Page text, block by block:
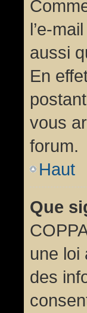
l’e-
aussi
En
vous
forum.
Haut
Que
une loi
des